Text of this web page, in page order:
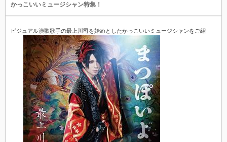
かっこいいミュージシャン特集！
ビジュアル演歌歌手の最上川司を始めとしたかっこいいミュージシャンをご紹